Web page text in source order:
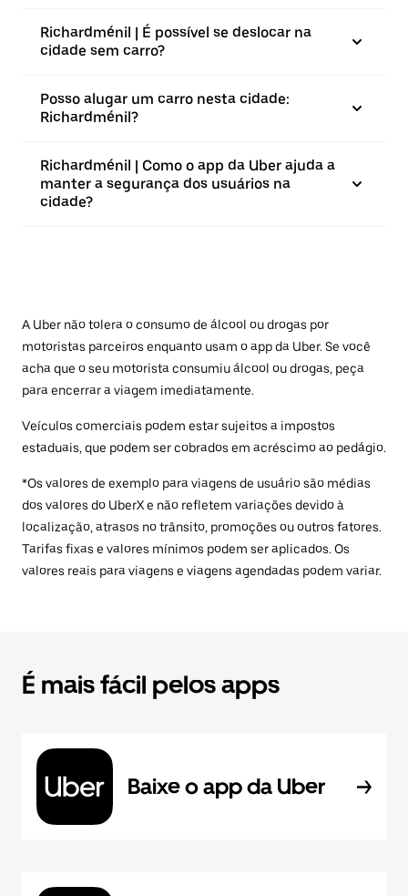
Richardménil | É possível se deslocar na
cidade sem carro?
Posso alugar um carro nesta cidade:
Richardménil?
Richardménil | Como o app da Uber ajuda a
manter a segurança dos usuários na
cidade?
A Uber não tolera o consumo de álcool ou drogas por
motoristas parceiros enquanto usam o app da Uber. Se você
acha que o seu motorista consumiu álcool ou drogas, peça
para encerrar a viagem imediatamente.
Veículos comerciais podem estar sujeitos a impostos
estaduais, que podem ser cobrados em acréscimo ao pedágio.
*Os valores de exemplo para viagens de usuário são médias
dos valores do UberX e não refletem variações devido à
localização, atrasos no trânsito, promoções ou outros fatores.
Tarifas fixas e valores mínimos podem ser aplicados. Os
valores reais para viagens e viagens agendadas podem variar.
É mais fácil pelos apps
Baixe o app da Uber